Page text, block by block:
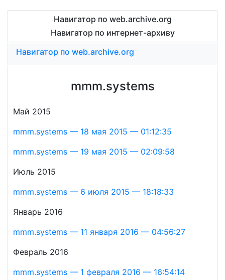
Навигатор по web.archive.org
Навигатор по интернет-архиву
Навигатор по web.archive.org
mmm.systems
Май 2015
mmm.systems — 18 мая 2015 — 01:12:35
mmm.systems — 19 мая 2015 — 02:09:58
Июль 2015
mmm.systems — 6 июля 2015 — 18:18:33
Январь 2016
mmm.systems — 11 января 2016 — 04:56:27
Февраль 2016
mmm.systems — 1 февраля 2016 — 16:54:14